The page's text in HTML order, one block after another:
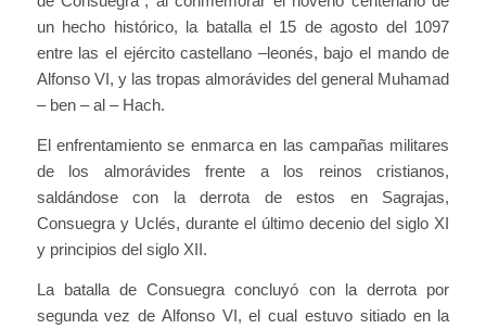
un hecho histórico, la batalla el 15 de agosto del 1097
entre las el ejército castellano –leonés, bajo el mando de
Alfonso VI, y las tropas almorávides del general Muhamad
– ben – al – Hach.
El enfrentamiento se enmarca en las campañas militares
de los almorávides frente a los reinos cristianos,
saldándose con la derrota de estos en Sagrajas,
Consuegra y Uclés, durante el último decenio del siglo XI
y principios del siglo XII.
La batalla de Consuegra concluyó con la derrota por
segunda vez de Alfonso VI, el cual estuvo sitiado en la